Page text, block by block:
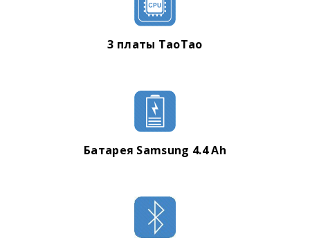
3 платы TaoTao
Батарея Samsung 4.4 Ah